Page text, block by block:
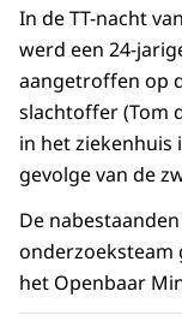
In de TT-nacht
werd een 24-
aangetroffen op
slachtoffer (Tom
in het ziekenhuis
gevolge van de
De
onderzoeksteam
het Openbaar